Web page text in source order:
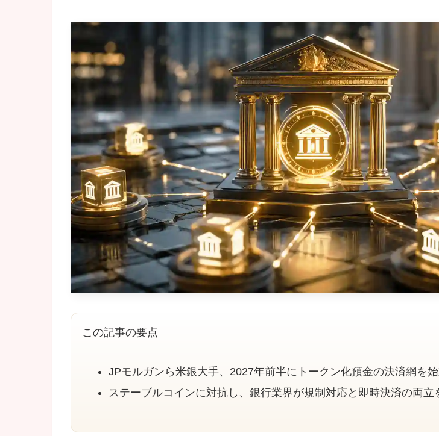
この記事の要点
JPモルガンら米銀大手、2027年前半にトークン化預金の決済網を
ステーブルコインに対抗し、銀行業界が規制対応と即時決済の両立